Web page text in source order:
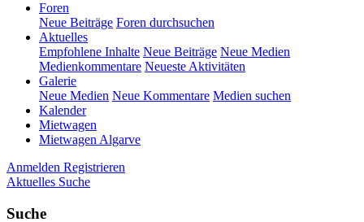
Foren
Neue Beiträge Foren durchsuchen
Aktuelles
Empfohlene Inhalte Neue Beiträge Neue Medien
Medienkommentare Neueste Aktivitäten
Galerie
Neue Medien Neue Kommentare Medien suchen
Kalender
Mietwagen
Mietwagen Algarve
Anmelden Registrieren
Aktuelles Suche
Suche